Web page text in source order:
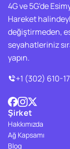
4G ve 5G'de
Hareket
değiştirmeden,
seyahatleriniz
yapın.
+1 (302) 610-
Şirket
Hakkımızda
Ağ Kapsamı
Blog